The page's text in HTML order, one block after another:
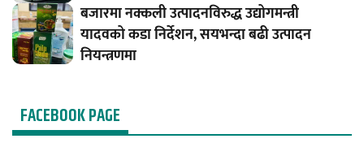
बजारमा नक्कली उत्पादनविरुद्ध उद्योगमन्त्री
यादवको कडा निर्देशन, सयभन्दा बढी उत्पादन
नियन्त्रणमा
FACEBOOK PAGE